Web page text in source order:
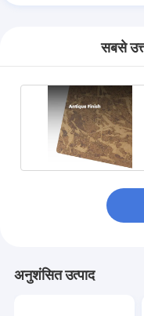
सबसे
अनुशंसित उत्पाद